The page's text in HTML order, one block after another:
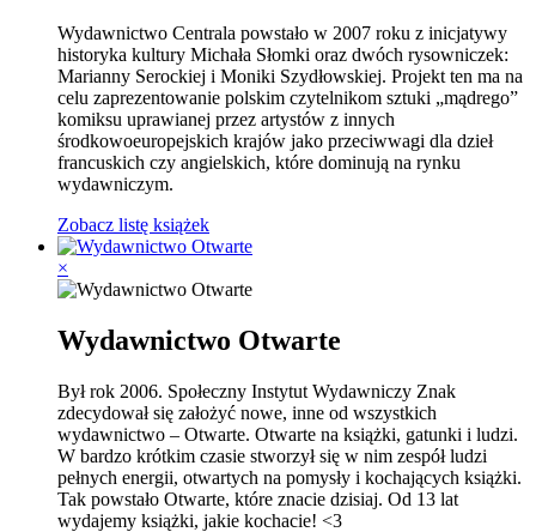
Wydawnictwo Centrala powstało w 2007 roku z inicjatywy
historyka kultury Michała Słomki oraz dwóch rysowniczek:
Marianny Serockiej i Moniki Szydłowskiej. Projekt ten ma na
celu zaprezentowanie polskim czytelnikom sztuki „mądrego”
komiksu uprawianej przez artystów z innych
środkowoeuropejskich krajów jako przeciwwagi dla dzieł
francuskich czy angielskich, które dominują na rynku
wydawniczym.
Zobacz listę książek
×
Wydawnictwo Otwarte
Był rok 2006. Społeczny Instytut Wydawniczy Znak
zdecydował się założyć nowe, inne od wszystkich
wydawnictwo – Otwarte. Otwarte na książki, gatunki i ludzi.
W bardzo krótkim czasie stworzył się w nim zespół ludzi
pełnych energii, otwartych na pomysły i kochających książki.
Tak powstało Otwarte, które znacie dzisiaj. Od 13 lat
wydajemy książki, jakie kochacie! <3